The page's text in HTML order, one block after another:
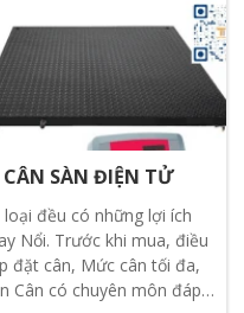
SÀN ĐIỆN TỬ
đều có những lợi ích
Nổi. Trước khi mua, điều
đặt cân, Mức cân tối đa,
Cân có chuyên môn đáp